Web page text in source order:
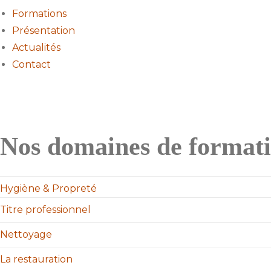
Formations
Présentation
Actualités
Contact
Nos domaines de
Hygiène & Propreté
Titre professionnel
Nettoyage
La restauration